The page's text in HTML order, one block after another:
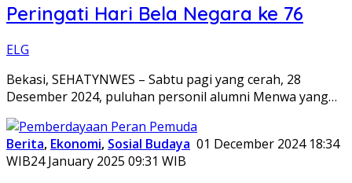
Peringati Hari Bela Negara ke 76
ELG
Bekasi, SEHATYNWES – Sabtu pagi yang cerah, 28
Desember 2024, puluhan personil alumni Menwa yang…
Berita, Ekonomi, Sosial Budaya 01 December 2024 18:34
WIB24 January 2025 09:31 WIB